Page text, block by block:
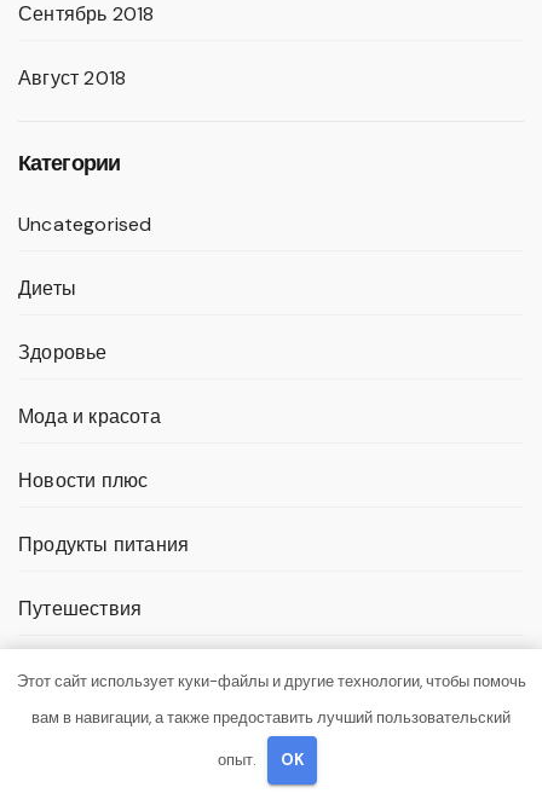
Сентябрь 2018
Август 2018
Категории
Uncategorised
Диеты
Здоровье
Мода и красота
Новости плюс
Продукты питания
Путешествия
Спорт и йога
Этот сайт использует куки-файлы и другие технологии, чтобы помочь
вам в навигации, а также предоставить лучший пользовательский
опыт. OK